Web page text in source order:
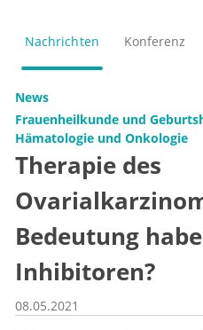
Nachrichten Konferenz
News
Frauenheilkunde und
Hämatologie und Onkologie
Therapie des
Bedeutung
Inhibitoren?
08.05.2021